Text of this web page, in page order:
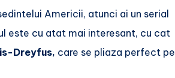
Americii, atunci ai un serial
este cu atat mai interesant, cu cat
Dreyfus, care se pliaza perfect pe